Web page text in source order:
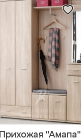
Прихожая "Амапа"